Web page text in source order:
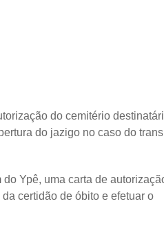
do cemitério
do jazigo no caso do
Ypê, uma carta de
certidão de óbito e efetuar o